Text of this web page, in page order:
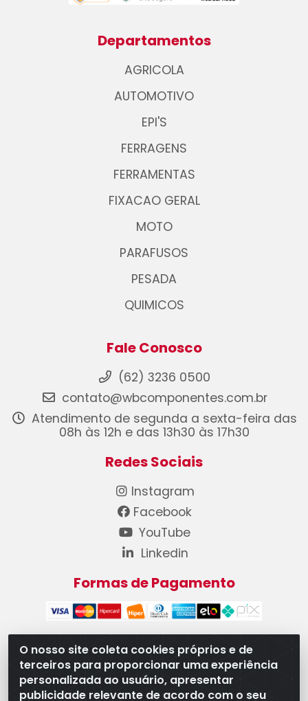
O nosso site coleta cookies próprios e de
terceiros para proporcionar uma experiência
personalizada ao usuário, apresentar
publicidade relevante de acordo com o seu
Departamentos
AGRICOLA
AUTOMOTIVO
EPI'S
FERRAGENS
FERRAMENTAS
FIXACAO GERAL
MOTO
PARAFUSOS
PESADA
QUIMICOS
Fale Conosco
(62) 3236 0500
contato@wbcomponentes.com.br
Atendimento de segunda a sexta-feira das
08h às 12h e das 13h30 às 17h30
Redes Sociais
Instagram
Facebook
YouTube
Linkedin
Formas de Pagamento
WB Componentes Automotivos LTDA - CNPJ
08.528.393/0001-12 - Rua do Níquel, 667 - Parque
Oeste Industrial, Goiânia/GO - CEP 74375-660